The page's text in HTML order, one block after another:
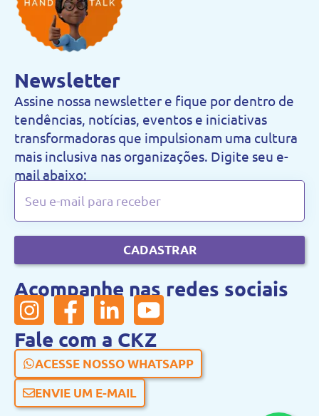
Newsletter
Assine nossa newsletter e fique por dentro de
tendências, notícias, eventos e iniciativas
transformadoras que impulsionam uma cultura
mais inclusiva nas organizações. Digite seu e-
mail abaixo:
CADASTRAR
Acompanhe nas redes sociais
Fale com a CKZ
ACESSE NOSSO WHATSAPP
ENVIE UM E-MAIL